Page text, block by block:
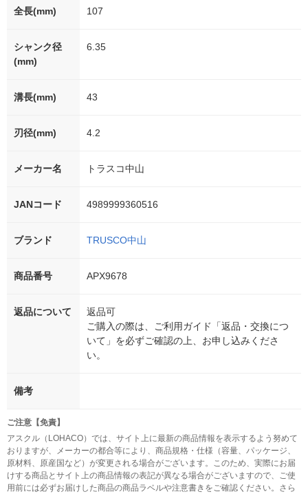
全長(mm) 107
シャンク径
(mm)
6.35
溝長(mm) 43
刃径(mm) 4.2
メーカー名 トラスコ中山
JANコード 4989999360516
ブランド TRUSCO中山
商品番号 APX9678
返品について
返品可
ご購入の際は、ご利用ガイド「返品・交換につ
いて」を必ずご確認の上、お申し込みくださ
い。
備考
ご注意【免責】
アスクル（LOHACO）では、サイト上に最新の商品情報を表示するよう努めて
おりますが、メーカーの都合等により、商品規格・仕様（容量、パッケージ、
原材料、原産国など）が変更される場合がございます。このため、実際にお届
けする商品とサイト上の商品情報の表記が異なる場合がございますので、ご使
用前には必ずお届けした商品の商品ラベルや注意書きをご確認ください。さら